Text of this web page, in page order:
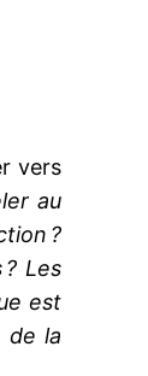
vers
au
?
Les
est
de la